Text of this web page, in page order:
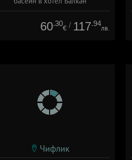
Дата: 21.07 - 31.10 + полупансион
60.30
€ / 117.94
лв.
Чифлик